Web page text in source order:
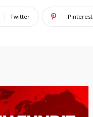
Twitter Pinterest